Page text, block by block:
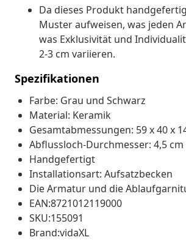
Da dieses Produkt
Muster aufweisen, was jeden
was Exklusivität und
2-3 cm variieren.
Spezifikationen
Farbe: Grau und Schwarz
Material: Keramik
Gesamtabmessungen: 59 x 40 x
Abflussloch-Durchmesser: 4,5 cm
Handgefertigt
Installationsart: Aufsatzbecken
Die Armatur und die
EAN:8721012119000
SKU:155091
Brand:vidaXL